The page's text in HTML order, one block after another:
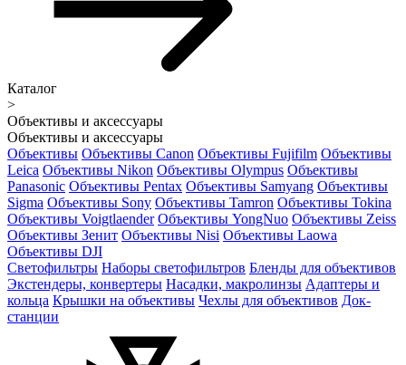
Каталог
>
Объективы и аксессуары
Объективы и аксессуары
Объективы Объективы Canon Объективы Fujifilm Объективы
Leica Объективы Nikon Объективы Olympus Объективы
Panasonic Объективы Pentax Объективы Samyang Объективы
Sigma Объективы Sony Объективы Tamron Объективы Tokina
Объективы Voigtlaender Объективы YongNuo Объективы Zeiss
Объективы Зенит Объективы Nisi Объективы Laowa
Объективы DJI
Светофильтры Наборы светофильтров Бленды для объективов
Экстендеры, конвертеры Насадки, макролинзы Адаптеры и
кольца Крышки на объективы Чехлы для объективов Док-
станции